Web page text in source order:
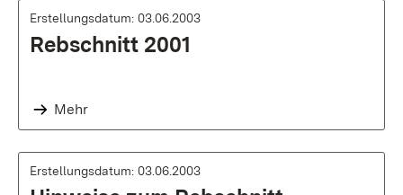
Erstellungsdatum: 03.06.2003
Rebschnitt 2001
Mehr
Erstellungsdatum: 03.06.2003